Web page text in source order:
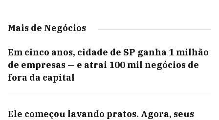
Mais de Negócios
Em cinco anos, cidade de SP ganha 1 milhão
de empresas — e atrai 100 mil negócios de
fora da capital
Ele começou lavando pratos. Agora, seus